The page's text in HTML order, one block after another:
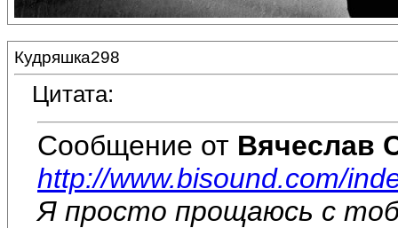
Кудряшка298
Цитата:
Сообщение от Вячеслав
http://www.bisound.com/
Я просто прощаюсь с